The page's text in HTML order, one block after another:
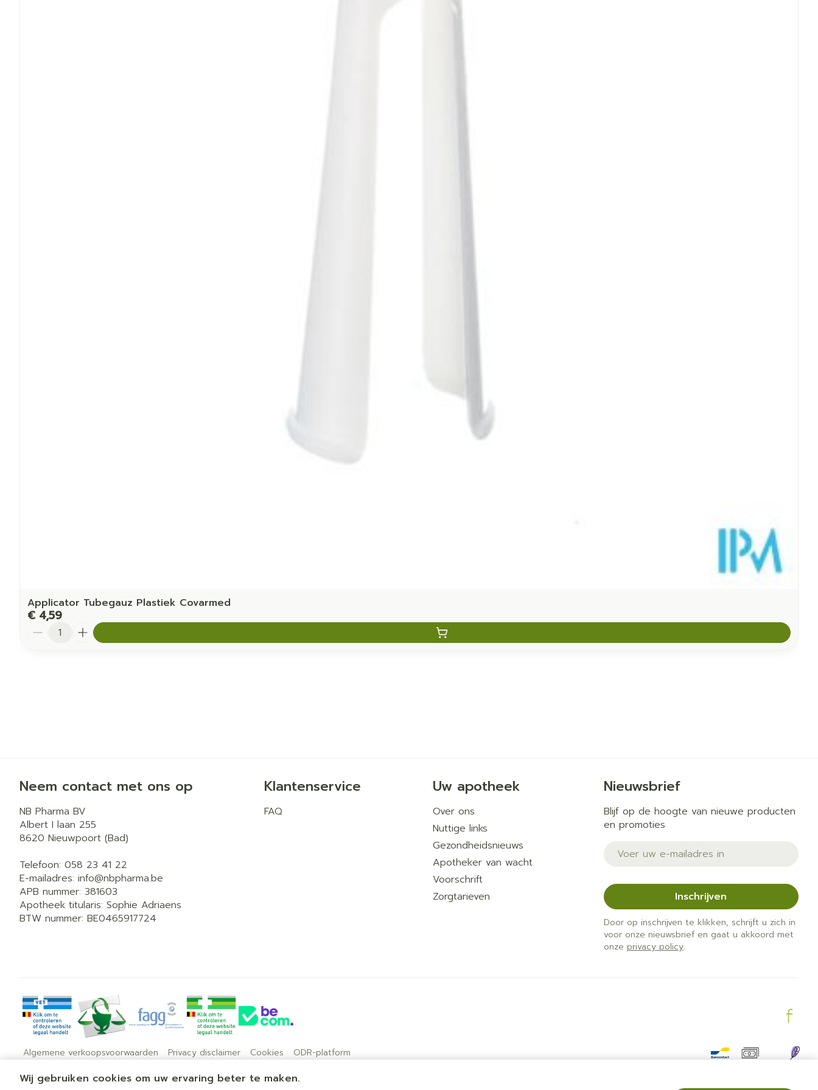
Wij gebruiken cookies om uw ervaring beter te maken.
Applicator Tubegauz Plastiek Covarmed
€ 4,59
Neem contact met ons op
NB Pharma BV
Albert I laan 255
8620 Nieuwpoort (Bad)
Telefoon: 058 23 41 22
E-mailadres: info@nbpharma.be
APB nummer: 381603
Apotheek titularis: Sophie Adriaens
BTW nummer: BE0465917724
Klantenservice
FAQ
Uw apotheek
Over ons
Nuttige links
Gezondheidsnieuws
Apotheker van wacht
Voorschrift
Zorgtarieven
Nieuwsbrief
Blijf op de hoogte van nieuwe producten
en promoties
Inschrijven
Door op inschrijven te klikken, schrijft u zich in
voor onze nieuwsbrief en gaat u akkoord met
onze privacy policy.
Algemene verkoopsvoorwaarden Privacy disclaimer Cookies ODR-platform